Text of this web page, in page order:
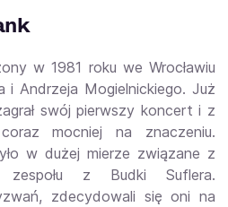
w 1981 roku we Wrocławiu
i Andrzeja Mogielnickiego. Już
swój pierwszy koncert i z
mocniej na znaczeniu.
w dużej mierze związane z
zespołu z Budki Suflera.
zdecydowali się oni na